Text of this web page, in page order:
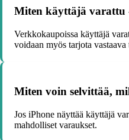
Miten käyttäjä varattu
Verkkokaupoissa käyttäjä
voidaan myös tarjota
Miten voin selvittää,
Jos iPhone näyttää käyttäjä
mahdolliset varaukset.